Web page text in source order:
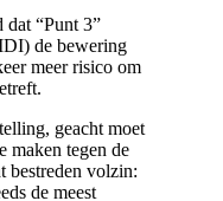
“Punt 3”
de bewering
meer risico om
geacht moet
maken tegen de
bestreden volzin:
de meest